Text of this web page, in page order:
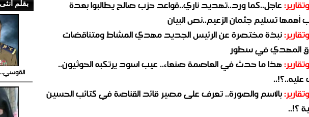
عاجل..كما ورد..تهديد ناري..قواعد حزب صالح يطالبوا بعدة
أهمها تسليم جثمان الزعيم..نص البيان
نبذة مختصرة عن الرئيس الجديد مهدي المشاط ومتناقضات
المهدي في سطور
هذا ما حدث في العاصمة صنعاء.. عيب اسود يرتكبه الحوثيون..
بالاسم والصورة.. تعرف على مصير قائد القناصة في كتائب الحسين
؟!..
بقلم أنثى
القوسي..